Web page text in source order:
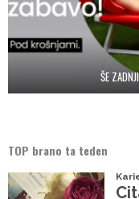
ŠE
TOP brano ta teden